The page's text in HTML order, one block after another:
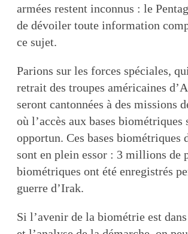
armées restent inconnus : le
de dévoiler toute information
ce sujet.
Parions sur les forces spéciales,
retrait des troupes américaines
seront cantonnées à des missions
où l’accès aux bases biométriques
opportun. Ces bases biométriques
sont en plein essor : 3 millions de
biométriques ont été enregistrés
guerre d’Irak.
Si l’avenir de la biométrie est